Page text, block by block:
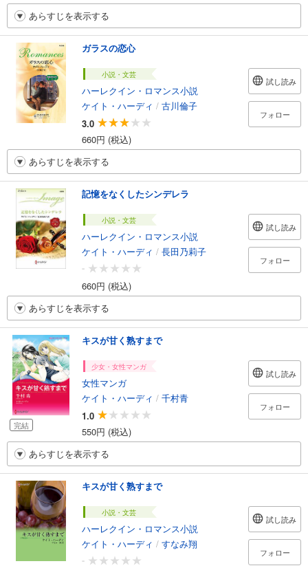
あらすじを表示する
ガラスの恋心
小説・文芸
ハーレクイン・ロマンス小説
ケイト・ハーディ / 古川倫子
3.0
660円 (税込)
試し読み
フォロー
あらすじを表示する
記憶をなくしたシンデレラ
小説・文芸
ハーレクイン・ロマンス小説
ケイト・ハーディ / 長田乃莉子
-
660円 (税込)
試し読み
フォロー
あらすじを表示する
完結
キスが甘く熟すまで
少女・女性マンガ
女性マンガ
ケイト・ハーディ / 千村青
1.0
550円 (税込)
試し読み
フォロー
あらすじを表示する
キスが甘く熟すまで
小説・文芸
ハーレクイン・ロマンス小説
ケイト・ハーディ / すなみ翔
-
試し読み
フォロー